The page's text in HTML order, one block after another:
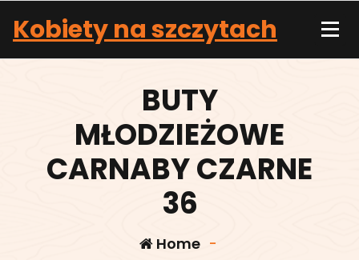
content
Kobiety na szczytach
BUTY
MŁODZIEŻOWE
CARNABY CZARNE
36
Home -